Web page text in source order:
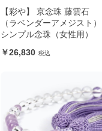
【彩や】 京念珠 藤雲石
（ラベンダーアメジスト）
シンプル念珠（女性用）
26,830